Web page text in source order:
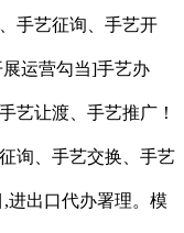
手艺征询、手艺开
运营勾当]手艺办
艺让渡、手艺推广！
询、手艺交换、手艺
进出口代办署理。模